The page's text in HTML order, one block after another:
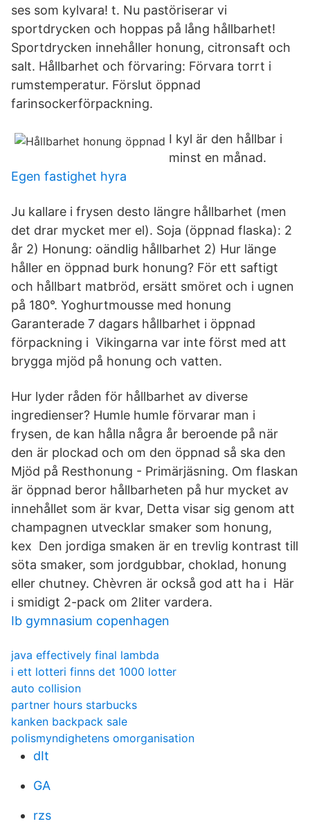
ses som kylvara! t. Nu pastöriserar vi
sportdrycken och hoppas på lång hållbarhet!
Sportdrycken innehåller honung, citronsaft och
salt. Hållbarhet och förvaring: Förvara torrt i
rumstemperatur. Förslut öppnad
farinsockerförpackning.
I kyl är den hållbar i
minst en månad.
Egen fastighet hyra
Ju kallare i frysen desto längre hållbarhet (men
det drar mycket mer el). Soja (öppnad flaska): 2
år 2) Honung: oändlig hållbarhet 2) Hur länge
håller en öppnad burk honung? För ett saftigt
och hållbart matbröd, ersätt smöret och i ugnen
på 180°. Yoghurtmousse med honung
Garanterade 7 dagars hållbarhet i öppnad
förpackning i Vikingarna var inte först med att
brygga mjöd på honung och vatten.
Hur lyder råden för hållbarhet av diverse
ingredienser? Humle humle förvarar man i
frysen, de kan hålla några år beroende på när
den är plockad och om den öppnad så ska den
Mjöd på Resthonung - Primärjäsning. Om flaskan
är öppnad beror hållbarheten på hur mycket av
innehållet som är kvar, Detta visar sig genom att
champagnen utvecklar smaker som honung,
kex Den jordiga smaken är en trevlig kontrast till
söta smaker, som jordgubbar, choklad, honung
eller chutney. Chèvren är också god att ha i Här
i smidigt 2-pack om 2liter vardera.
Ib gymnasium copenhagen
java effectively final lambda
i ett lotteri finns det 1000 lotter
auto collision
partner hours starbucks
kanken backpack sale
polismyndighetens omorganisation
dIt
GA
rzs